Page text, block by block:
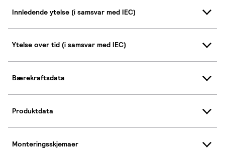
Innledende ytelse (i samsvar med IEC)
Ytelse over tid (i samsvar med IEC)
Bærekraftsdata
Produktdata
Monteringsskjemaer